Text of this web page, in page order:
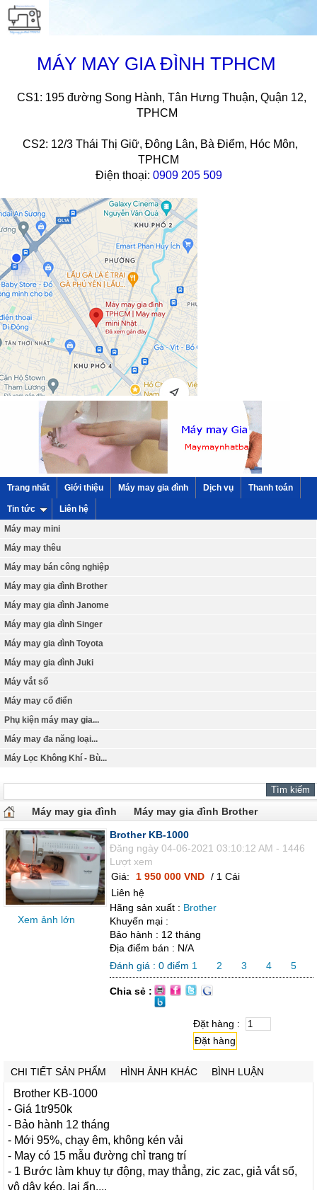
MÁY MAY GIA ĐÌNH TPHCM
CS1: 195 đường Song Hành, Tân Hưng Thuận, Quận 12,
TPHCM
CS2: 12/3 Thái Thị Giữ, Đông Lân, Bà Điểm, Hóc Môn,
TPHCM
Điện thoại: 0909 205 509
Trang nhất Giới thiệu Máy may gia đình Dịch vụ Thanh toán
Tin tức
Liên hệ
Máy may mini
Máy may thêu
Máy may bán công nghiệp
Máy may gia đình Brother
Máy may gia đình Janome
Máy may gia đình Singer
Máy may gia đình Toyota
Máy may gia đình Juki
Máy vắt sổ
Máy may cổ điển
Phụ kiện máy may gia...
Máy may đa năng loại...
Máy Lọc Không Khí - Bù...
Máy may gia đình Máy may gia đình Brother
Xem ảnh lớn
Brother KB-1000
Đăng ngày 04-06-2021 03:10:12 AM - 1446
Lượt xem
Giá:
1 950 000 VND / 1 Cái
Liên hệ
Hãng sản xuất : Brother
Khuyến mại :
Bảo hành : 12 tháng
Địa điểm bán : N/A
Đánh giá : 0 điểm 1 2 3 4 5
Chia sẻ :
Đặt hàng :
Đặt hàng
CHI TIẾT SẢN PHẨM HÌNH ẢNH KHÁC BÌNH LUẬN
Brother KB-1000
- Giá 1tr950k
- Bảo hành 12 tháng
- Mới 95%, chạy êm, không kén vải
- May có 15 mẫu đường chỉ trang trí
- 1 Bước làm khuy tự động, may thẳng, zic zac, giả vắt sổ,
vô dây kéo, lai ẩn,...